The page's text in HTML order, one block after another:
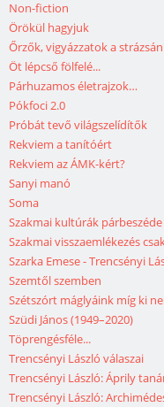
Non-fiction
Örökül hagyjuk
Őrzők, vigyázzatok a
Öt lépcső fölfelé...
Párhuzamos életrajzok…
Pókfoci 2.0
Próbát tevő világszelídítők
Rekviem a tanítóért
Rekviem az ÁMK-kért?
Sanyi manó
Soma
Szakmai kultúrák párbeszéde
Szakmai visszaemlékezés
Szarka Emese - Trencsényi
Szemtől szemben
Szétszórt máglyáink míg ki
Szüdi János (1949–2020)
Töprengésféle...
Trencsényi László válaszai
Trencsényi László: Áprily
Trencsényi László: